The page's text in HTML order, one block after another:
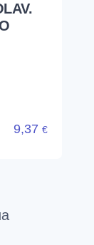
9,37 €